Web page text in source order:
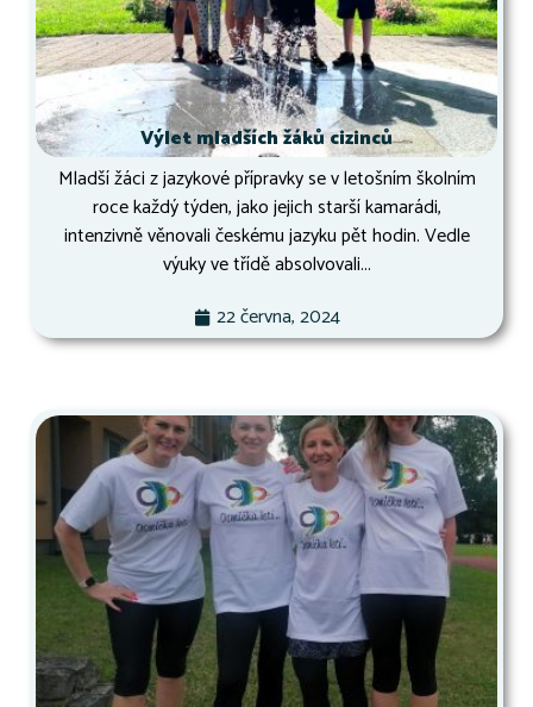
Výlet mladších žáků cizinců
Mladší žáci z jazykové přípravky se v letošním školním
roce každý týden, jako jejich starší kamarádi,
intenzivně věnovali českému jazyku pět hodin. Vedle
výuky ve třídě absolvovali...
22 června, 2024